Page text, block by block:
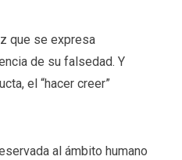
que se expresa
de su falsedad. Y
el “hacer creer”
al ámbito humano